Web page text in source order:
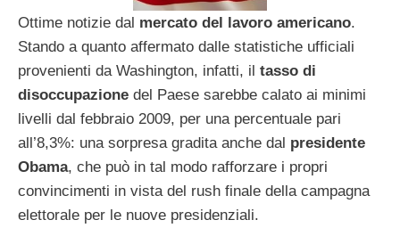
Ottime notizie dal mercato del lavoro americano.
Stando a quanto affermato dalle statistiche ufficiali
provenienti da Washington, infatti, il tasso di
disoccupazione del Paese sarebbe calato ai minimi
livelli dal febbraio 2009, per una percentuale pari
all’8,3%: una sorpresa gradita anche dal presidente
Obama, che può in tal modo rafforzare i propri
convincimenti in vista del rush finale della campagna
elettorale per le nuove presidenziali.